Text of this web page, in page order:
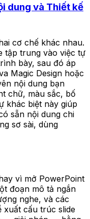
dung và Thiết kế
cơ chế khác nhau.
tập trung vào việc tự
bày, sau đó áp
Magic Design hoặc
nội dung bạn
chữ, màu sắc, bố
khác biệt này giúp
sẵn nội dung chi
sơ sài, dùng
vì mở PowerPoint
đoạn mô tả ngắn
nghe, và các
xuất cấu trúc slide